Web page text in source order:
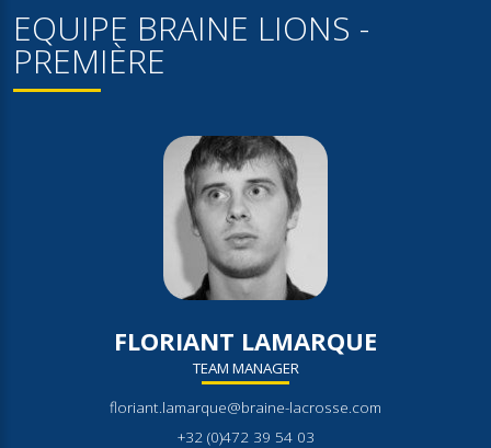
EQUIPE BRAINE LIONS -
PREMIÈRE
FLORIANT LAMARQUE
TEAM MANAGER
floriant.lamarque@braine-lacrosse.com
+32 (0)472 39 54 03